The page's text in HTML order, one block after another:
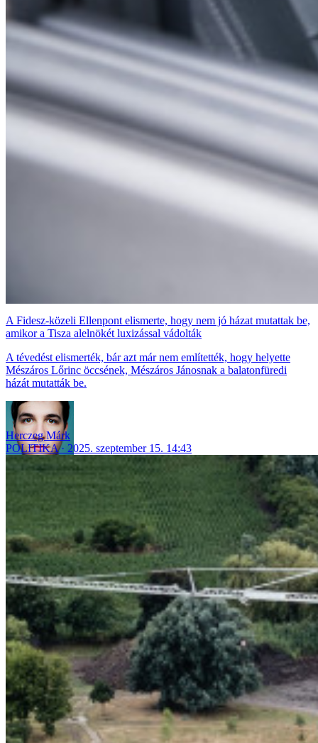
A Fidesz-közeli Ellenpont elismerte, hogy nem jó házat mutattak be,
amikor a Tisza alelnökét luxizással vádolták
A tévedést elismerték, bár azt már nem említették, hogy helyette
Mészáros Lőrinc öccsének, Mészáros Jánosnak a balatonfüredi
házát mutatták be.
Herczeg Márk
POLITIKA
2025. szeptember 15. 14:43